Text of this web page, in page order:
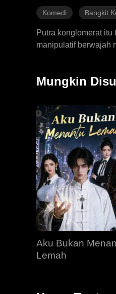
Komedi Bangkit
Putra konglomerat
manipulatif berwajah
harus dihadapinya
Mungkin
Aku Bukan
Lemah